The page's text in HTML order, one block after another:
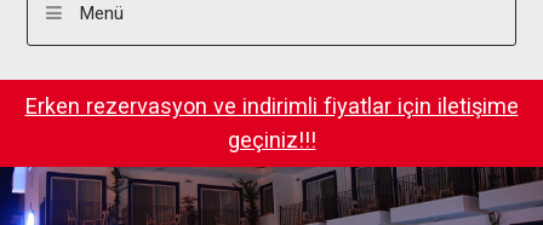
Menü
Erken rezervasyon ve indirimli fiyatlar için iletişime
geçiniz!!!